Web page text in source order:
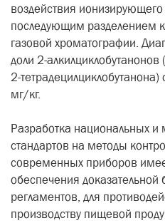
воздействия
последующим разделением
газовой хроматографии.
доли 2-
2-
мг/кг.
Разработка национальных и
стандартов на методы
современных приборов
обеспечения доказательной
регламентов, для
производству пищевой